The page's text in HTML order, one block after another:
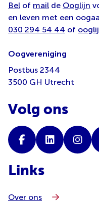
Bel of mail de Ooglijn
en leven met een
030 294 54 44 of
Oogvereniging
Postbus 2344
3500 GH Utrecht
Volg ons
Links
Over ons